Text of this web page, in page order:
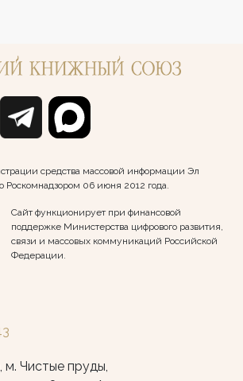
средства массовой информации Эл
06 июня 2012 года.
Сайт функционирует при финансовой
поддержке Министерства цифрового развития,
связи и массовых коммуникаций Российской
Федерации.
м. Чистые пруды,